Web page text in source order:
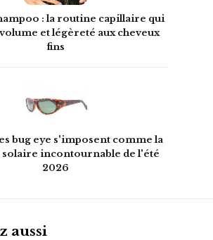
: la routine capillaire qui
et légèreté aux cheveux
fins
bug eye s'imposent comme la
solaire incontournable de l'été
2026
aussi